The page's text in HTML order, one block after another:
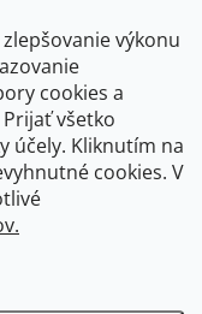
zlepšovanie výkonu
cookies a
všetko
účely. Kliknutím na
cookies. V
VKÚ Mapy Harmanec